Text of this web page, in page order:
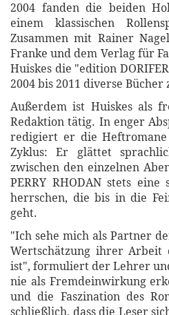
2004 fanden die beiden
einem klassischen
Zusammen mit Rainer
Franke und dem Verlag für
Huiskes die "edition
2004 bis 2011 diverse Bücher
Außerdem ist Huiskes als
Redaktion tätig. In enger
redigiert er die Heftromane
Zyklus: Er glättet
zwischen den einzelnen
PERRY RHODAN stets
herrschen, die bis in die
geht.
"Ich sehe mich als Partner
Wertschätzung ihrer Arbeit
ist", formuliert der Lehrer
nie als Fremdeinwirkung
und die Faszination des
schließlich, dass die Leser